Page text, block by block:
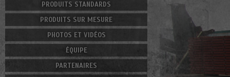
PRODUITS STANDARDS
PRODUITS SUR MESURE
PHOTOS ET VIDÉOS
ÉQUIPE
PARTENAIRES